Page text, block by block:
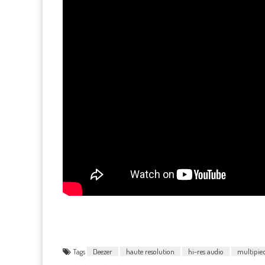
Tags Deezer haute resolution hi-res audio